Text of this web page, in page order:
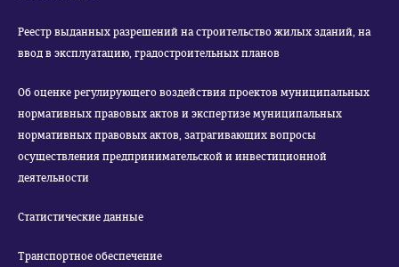
Реестр выданных разрешений на строительство жилых зданий, на
ввод в эксплуатацию, градостроительных планов
Об оценке регулирующего воздействия проектов муниципальных
нормативных правовых актов и экспертизе муниципальных
нормативных правовых актов, затрагивающих вопросы
осуществления предпринимательской и инвестиционной
деятельности
Статистические данные
Транспортное обеспечение